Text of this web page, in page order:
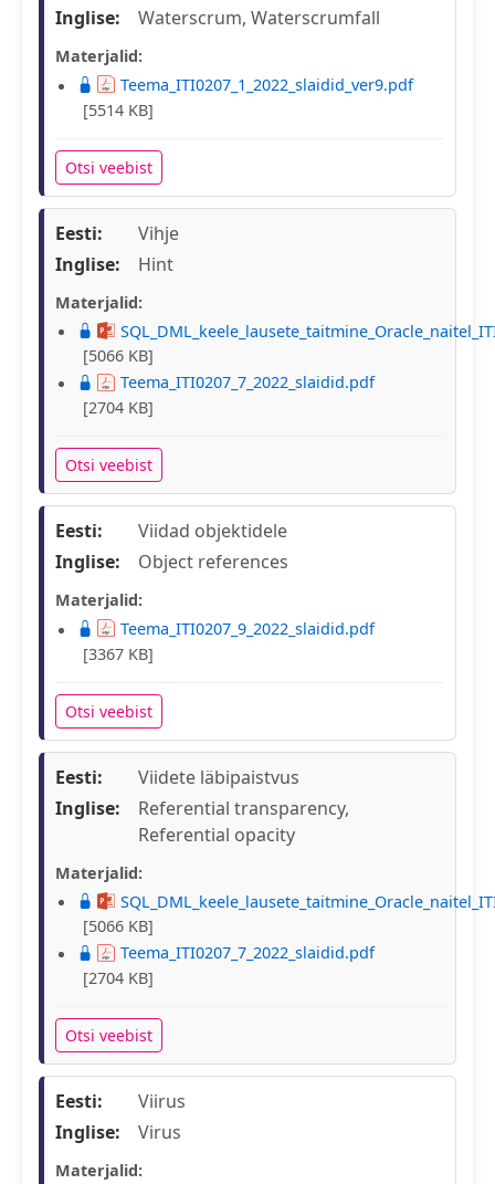
Inglise:
Waterscrum, Waterscrumfall
Materjalid:
Teema_ITI0207_1_2022_slaidid_ver9.pdf
[5514 KB]
Otsi veebist
Eesti:
Vihje
Inglise:
Hint
Materjalid:
[5066 KB]
Teema_ITI0207_7_2022_slaidid.pdf
[2704 KB]
Otsi veebist
Eesti:
Viidad objektidele
Inglise:
Object references
Materjalid:
Teema_ITI0207_9_2022_slaidid.pdf
[3367 KB]
Otsi veebist
Eesti:
Viidete läbipaistvus
Inglise:
Referential transparency,
Referential opacity
Materjalid:
[5066 KB]
Teema_ITI0207_7_2022_slaidid.pdf
[2704 KB]
Otsi veebist
Eesti:
Viirus
Inglise:
Virus
Materjalid: